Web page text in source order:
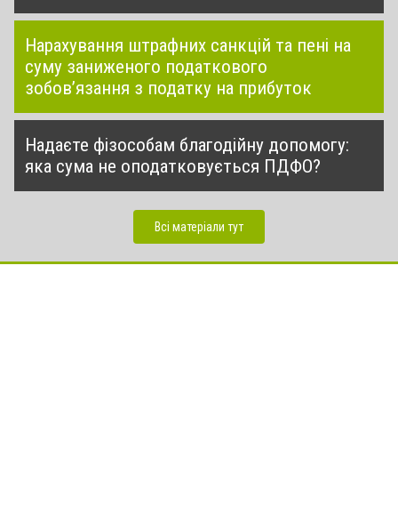
Нарахування штрафних санкцій та пені на
суму заниженого податкового
зобов’язання з податку на прибуток
Надаєте фізособам благодійну допомогу:
яка сума не оподатковується ПДФО?
Всі матеріали тут